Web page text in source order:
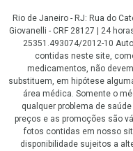
Rio de Janeiro - RJ: Rua do
Giovanelli - CRF 28127 | 24
25351.493074/2012-10
contidas neste site,
medicamentos, não
substituem, em hipótese
área médica. Somente o
qualquer problema de
preços e as promoções são
fotos contidas em nosso
disponibilidade sujeitos a